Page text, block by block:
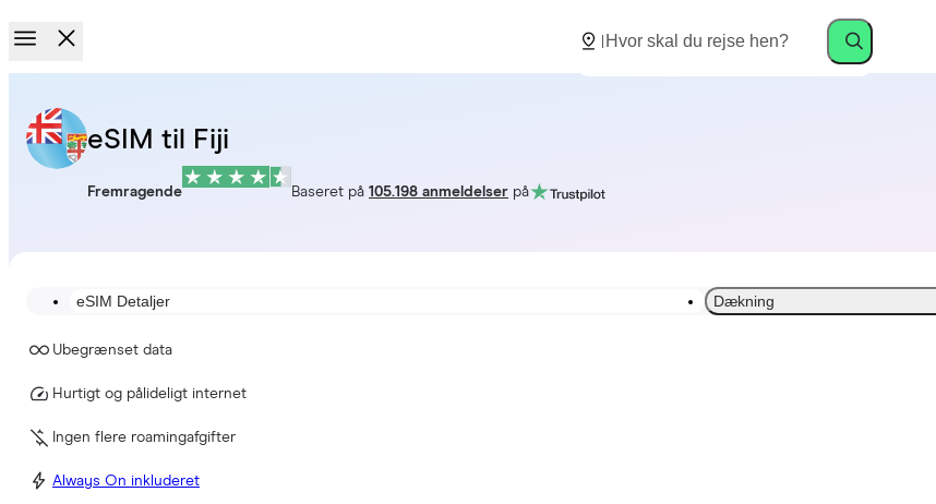
eSIM til Fiji
Fremragende Baseret på 105.198 anmeldelser på
eSIM Detaljer Dækning
Ubegrænset data
Hurtigt og pålideligt internet
Ingen flere roamingafgifter
Always On inkluderet